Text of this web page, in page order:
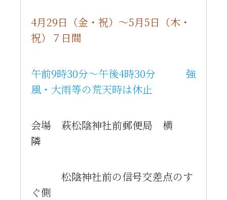
4月29日 （金・祝）〜5月5日 （木・
祝）７日間
午前9時30分〜午後4時30分 強
風・大雨等の荒天時は休止
会場 萩松陰神社前郵便局 横
隣
松陰神社前の信号交差点のす
ぐ側